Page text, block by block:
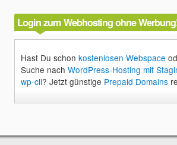
Login zum Webhosting ohne
Hast Du schonkostenlosen Webspace
Suche nachWordPress-Hosting mit
wp-cli? Jetzt günstige Prepaid Domains